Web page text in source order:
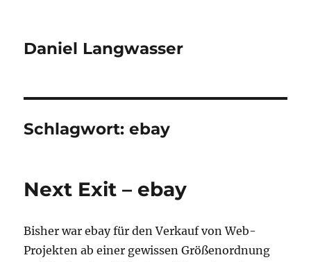
Daniel Langwasser
Schlagwort:ebay
Next Exit – ebay
Bisher war ebay für den Verkauf von Web-
Projekten ab einer gewissen Größenordnung